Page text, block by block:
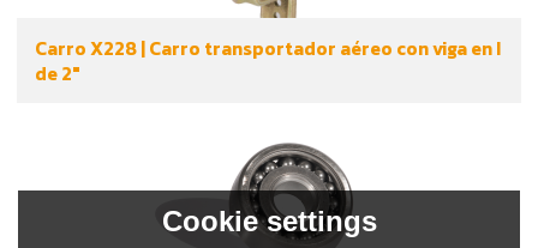
Carro X228 | Carro transportador aéreo con viga en I
de 2"
Cookie settings